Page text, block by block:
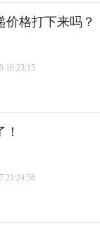
价格打下来吗？
16:23:15
21:24:56